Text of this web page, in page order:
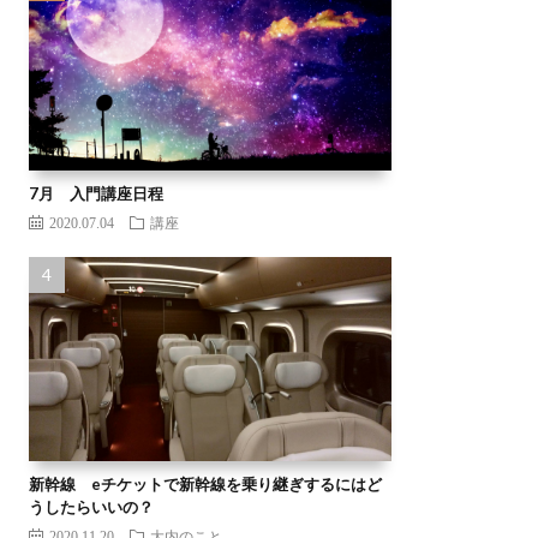
7月 入門講座日程
2020.07.04 講座
新幹線 eチケットで新幹線を乗り継ぎするにはど
うしたらいいの？